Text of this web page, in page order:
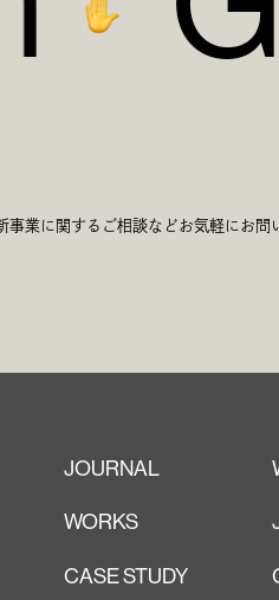
G
事業に関するご相談などお気軽にお問
JOURNAL
WORKS
CASE STUDY